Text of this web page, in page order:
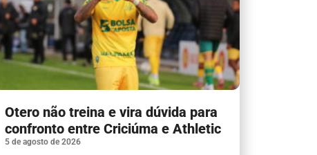
Otero não treina e vira dúvida para
confronto entre Criciúma e Athletic
5 de agosto de 2026